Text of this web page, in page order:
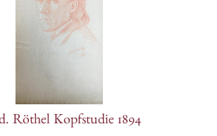
Röthel Kopfstudie 1894